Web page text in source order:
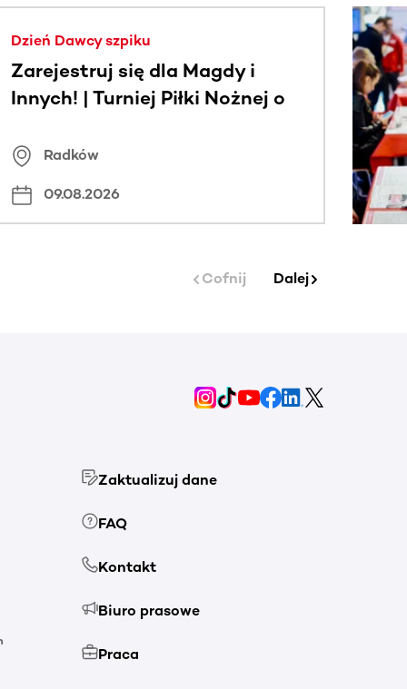
Dzień Dawcy szpiku
Zarejestruj się dla Magdy i
Innych! | Turniej Piłki Nożnej o
Radków
09.08.2026
Cofnij Dalej
Zaktualizuj dane
FAQ
Kontakt
Biuro prasowe
Praca